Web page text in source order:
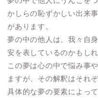
かしらの恥ずかしい出来
があります。
夢の中の他人は、我々自
安を表しているのかもしれ
この夢は心の中で悩み事
ますが、その解釈はそれ
具体的な夢の要素によっ